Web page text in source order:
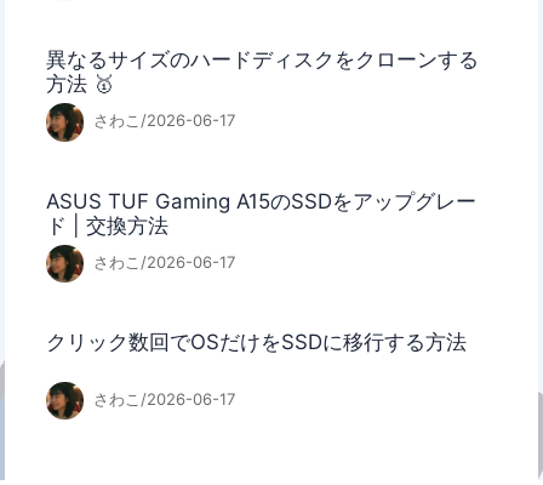
異なるサイズのハードディスクをクローンする
方法 🥇
さわこ/2026-06-17
ASUS TUF Gaming A15のSSDをアップグレー
ド | 交換方法
さわこ/2026-06-17
クリック数回でOSだけをSSDに移行する方法
さわこ/2026-06-17